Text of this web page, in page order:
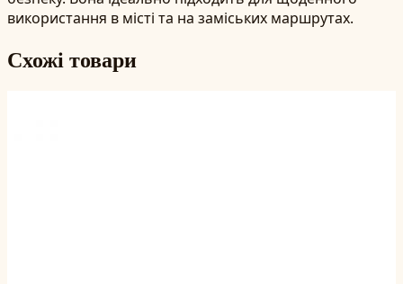
використання в місті та на заміських маршрутах.
Схожі товари